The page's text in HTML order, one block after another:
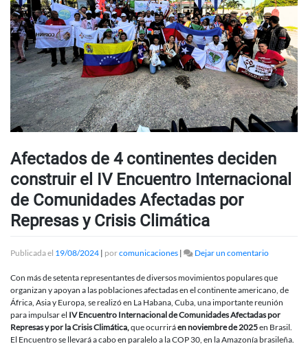
Afectados de 4 continentes deciden
construir el IV Encuentro Internacional
de Comunidades Afectadas por
Represas y Crisis Climática
Publicada el 19/08/2024 | porcomunicaciones | Dejar un comentarioen
de
4
deciden
construir
el
Con más de setenta representantes de diversos movimientos populares que
organizan y apoyan a las poblaciones afectadas en el continente americano, de
África, Asia y Europa, se realizó en La Habana, Cuba, una importante reunión
para impulsar el IV Encuentro Internacional de Comunidades Afectadas por
Represas y por la Crisis Climática,que ocurriráen noviembre de 2025en Brasil.
El Encuentro se llevará a cabo en paralelo a la COP 30, en la Amazonía brasileña.